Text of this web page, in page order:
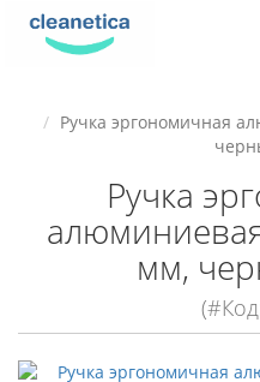
Ручка эргономичная
Ручка
мм,